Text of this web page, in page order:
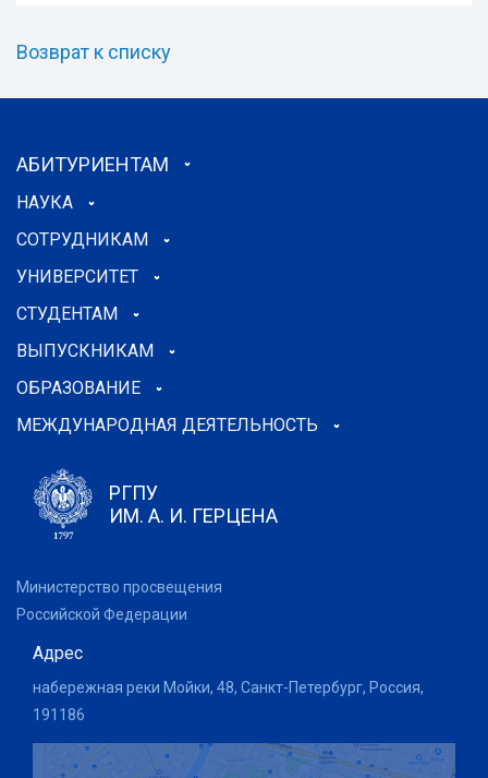
Возврат к списку
АБИТУРИЕНТАМ
НАУКА
СОТРУДНИКАМ
УНИВЕРСИТЕТ
СТУДЕНТАМ
ВЫПУСКНИКАМ
ОБРАЗОВАНИЕ
МЕЖДУНАРОДНАЯ ДЕЯТЕЛЬНОСТЬ
РГПУ
ИМ. А. И. ГЕРЦЕНА
Министерство просвещения
Российской Федерации
Адрес
набережная реки Мойки, 48, Санкт-Петербург, Россия,
191186